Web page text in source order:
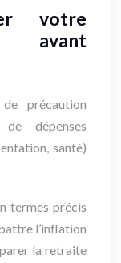
votre
avant
précaution
dépenses
santé)
termes précis
l’inflation
la retraite